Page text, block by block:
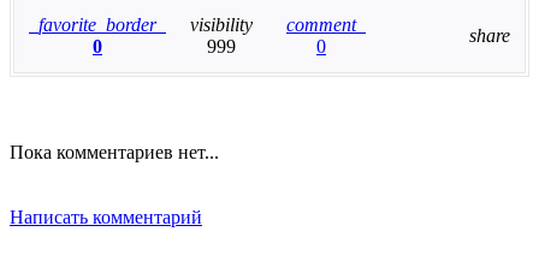
favorite_border
0
visibility
999
comment
0
share
Пока комментариев нет...
Написать комментарий